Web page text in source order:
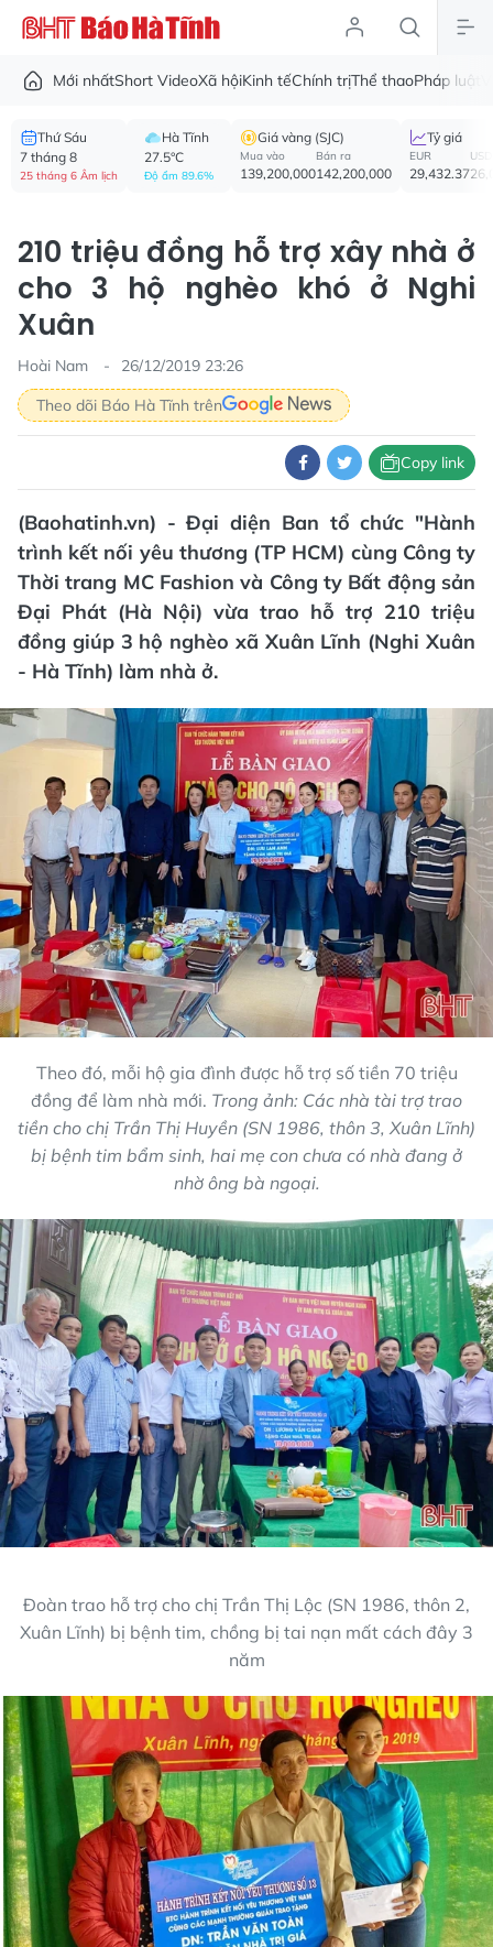
Mới nhấtShort VideoXã hộiKinh tếChính trịThể thaoPháp luật
Thứ Sáu
7 tháng 8
25 tháng 6 Âm lịch
Hà Tĩnh
27.5°C
Độ ẩm 89.6%
Giá vàng (SJC)
Mua vào
139,200,000
Bán ra
142,200,000
Tỷ giá
EUR
29,432.37
USD
210 triệu đồng hỗ trợ xây nhà ở
cho 3 hộ nghèo khó ở Nghi
Xuân
Hoài Nam
26/12/2019 23:26
Theo dõi Báo Hà Tĩnh trên
Copy link
(Baohatinh.vn) - Đại diện Ban tổ chức "Hành
trình kết nối yêu thương (TP HCM) cùng Công ty
Thời trang MC Fashion và Công ty Bất động sản
Đại Phát (Hà Nội) vừa trao hỗ trợ 210 triệu
đồng giúp 3 hộ nghèo xã Xuân Lĩnh (Nghi Xuân
- Hà Tĩnh) làm nhà ở.
Theo đó, mỗi hộ gia đình được hỗ trợ số tiền 70 triệu
đồng để làm nhà mới. Trong ảnh: Các nhà tài trợ trao
tiền cho chị Trần Thị Huyền (SN 1986, thôn 3, Xuân Lĩnh)
bị bệnh tim bẩm sinh, hai mẹ con chưa có nhà đang ở
nhờ ông bà ngoại.
Đoàn trao hỗ trợ cho chị Trần Thị Lộc (SN 1986, thôn 2,
Xuân Lĩnh) bị bệnh tim, chồng bị tai nạn mất cách đây 3
năm